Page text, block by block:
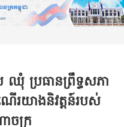
ឈុំ ប្រធានព្រឹទ្ធសភា
រយាងនិវត្តន៍របស់
ាចក្រ